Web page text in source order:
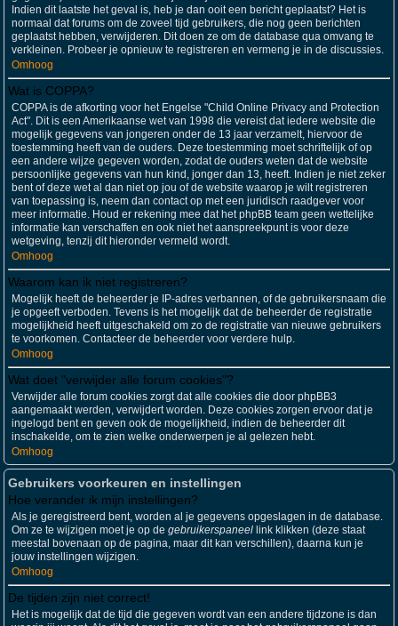
Indien dit laatste het geval is, heb je dan ooit een bericht geplaatst? Het is
normaal dat forums om de zoveel tijd gebruikers, die nog geen berichten
geplaatst hebben, verwijderen. Dit doen ze om de database qua omvang te
verkleinen. Probeer je opnieuw te registreren en vermeng je in de discussies.
Omhoog
Wat is COPPA?
COPPA is de afkorting voor het Engelse "Child Online Privacy and Protection
Act". Dit is een Amerikaanse wet van 1998 die vereist dat iedere website die
mogelijk gegevens van jongeren onder de 13 jaar verzamelt, hiervoor de
toestemming heeft van de ouders. Deze toestemming moet schriftelijk of op
een andere wijze gegeven worden, zodat de ouders weten dat de website
persoonlijke gegevens van hun kind, jonger dan 13, heeft. Indien je niet zeker
bent of deze wet al dan niet op jou of de website waarop je wilt registreren
van toepassing is, neem dan contact op met een juridisch raadgever voor
meer informatie. Houd er rekening mee dat het phpBB team geen wettelijke
informatie kan verschaffen en ook niet het aanspreekpunt is voor deze
wetgeving, tenzij dit hieronder vermeld wordt.
Omhoog
Waarom kan ik niet registreren?
Mogelijk heeft de beheerder je IP-adres verbannen, of de gebruikersnaam die
je opgeeft verboden. Tevens is het mogelijk dat de beheerder de registratie
mogelijkheid heeft uitgeschakeld om zo de registratie van nieuwe gebruikers
te voorkomen. Contacteer de beheerder voor verdere hulp.
Omhoog
Wat doet "verwijder alle forum cookies"?
Verwijder alle forum cookies zorgt dat alle cookies die door phpBB3
aangemaakt werden, verwijdert worden. Deze cookies zorgen ervoor dat je
ingelogd bent en geven ook de mogelijkheid, indien de beheerder dit
inschakelde, om te zien welke onderwerpen je al gelezen hebt.
Omhoog
Gebruikers voorkeuren en instellingen
Hoe verander ik mijn instellingen?
Als je geregistreerd bent, worden al je gegevens opgeslagen in de database.
Om ze te wijzigen moet je op de gebruikerspaneel link klikken (deze staat
meestal bovenaan op de pagina, maar dit kan verschillen), daarna kun je
jouw instellingen wijzigen.
Omhoog
De tijden zijn niet correct!
Het is mogelijk dat de tijd die gegeven wordt van een andere tijdzone is dan